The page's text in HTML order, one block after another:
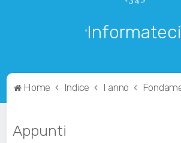
Informateci
Home Indice I anno
Appunti